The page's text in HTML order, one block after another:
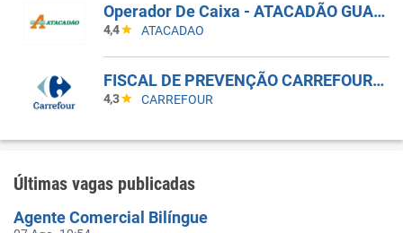
Operador De Caixa - ATACADÃO GUARULHOS BONSUCESSO
4,4 ATACADAO
FISCAL DE PREVENÇÃO CARREFOUR SHOPPING PAMPLONA
4,3 CARREFOUR
Últimas vagas publicadas
Agente Comercial Bilíngue